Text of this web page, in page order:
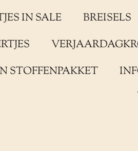
IN SALE
BREISELS
STOFFENPAKKET